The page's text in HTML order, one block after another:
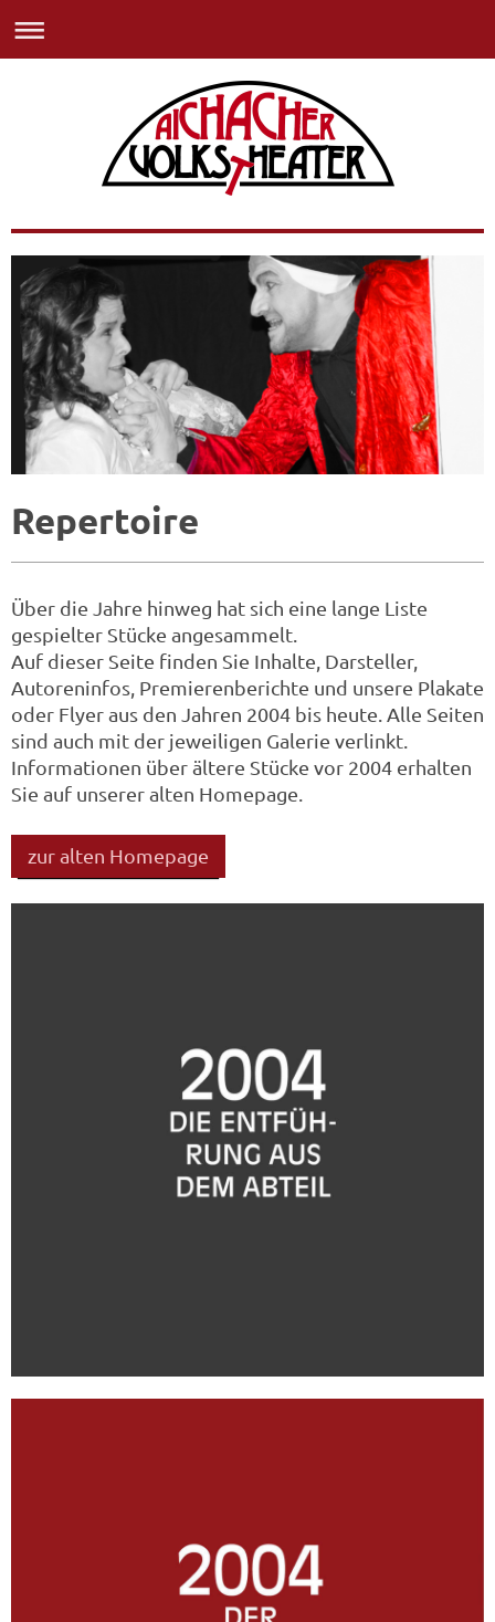
Repertoire
Über die Jahre hinweg hat sich eine lange Liste
gespielter Stücke angesammelt.
Auf dieser Seite finden Sie Inhalte, Darsteller,
Autoreninfos, Premierenberichte und unsere Plakate
oder Flyer aus den Jahren 2004 bis heute. Alle Seiten
sind auch mit der jeweiligen Galerie verlinkt.
Informationen über ältere Stücke vor 2004 erhalten
Sie auf unserer alten Homepage.
zur alten Homepage